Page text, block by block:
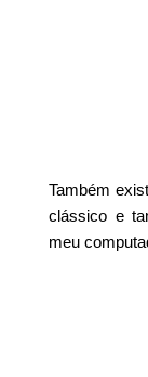
Também
clássico e
meu